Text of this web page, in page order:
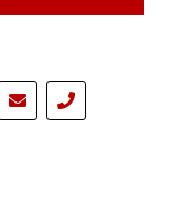
phone